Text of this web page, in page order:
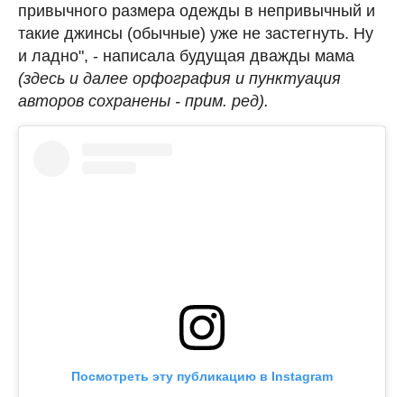
привычного размера одежды в непривычный и
такие джинсы (обычные) уже не застегнуть. Ну
и ладно", - написала будущая дважды мама
(здесь и далее орфография и пунктуация
авторов сохранены - прим. ред).
Посмотреть эту публикацию в Instagram